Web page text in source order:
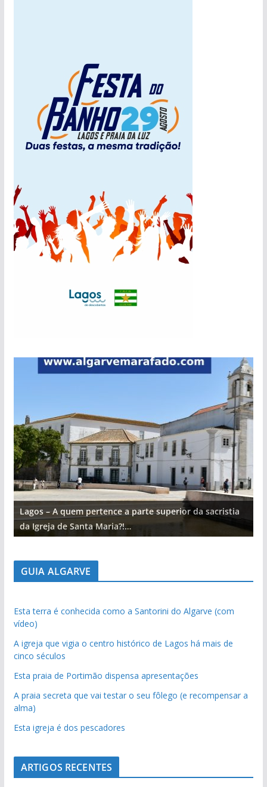
Lagos – A quem pertence a parte superior da sacristia
da Igreja de Santa Maria?!…
GUIA ALGARVE
Esta terra é conhecida como a Santorini do Algarve (com
vídeo)
A igreja que vigia o centro histórico de Lagos há mais de
cinco séculos
Esta praia de Portimão dispensa apresentações
A praia secreta que vai testar o seu fôlego (e recompensar a
alma)
Esta igreja é dos pescadores
ARTIGOS RECENTES